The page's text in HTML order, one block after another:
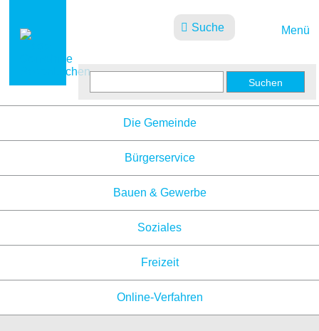
Menü
Suche
Die Gemeinde
Bürgerservice
Bauen & Gewerbe
Soziales
Freizeit
Online-Verfahren